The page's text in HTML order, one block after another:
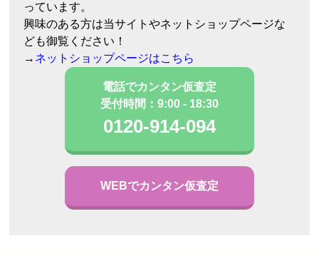
っています。
興味のある方は当サイトやネットショップページな
ども御覧ください！
→ ネットショップページはこちら
電話でカンタン仮査定
受付時間：9:00 - 18:30
0120-914-094
WEBでカンタン仮査定